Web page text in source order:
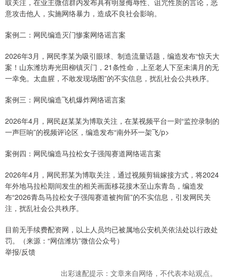
取关注，在业主微信群内发布具有明显侮辱性、诅咒性质的言论，恶
意攻击他人，实施网络暴力，造成不良社会影响。
案例二：网民编造灭门惨案网络谣言案
2026年3月，网民李某为吸引眼球、制造流量话题，编造发布“惊天大
案！山东潍坊寿光田柳镇灭门，21条性命，上至老人下至未满月的无
一幸免。太血腥，不敢发现场图”的不实信息，扰乱社会公共秩序。
案例三：网民编造飞机爆炸网络谣言案
2026年4月，网民赵某某为博取关注，在某视频平台一则“监控录制的
一声巨响”的视频评论区，编造发布“南外环一架飞/p>
案例四：网民编造马拉松女子强闯赛道网络谣言案
2026年4月，网民邢某为博取关注，通过视频剪辑嫁接方式，将2024
年外地马拉松期间发生的相关画面移花接木至山东青岛，编造发
布“2026青岛马拉松女子强闯赛道被拘留”的不实信息，引发网民关
注，扰乱社会公共秩序。
目前无手续费配资网，以上人员均已被属地公安机关依法处以行政处
罚。（来源：“网信潍坊”微信公众号）
举报/反馈
出彩速配提示：文章来自网络，不代表本站观点。